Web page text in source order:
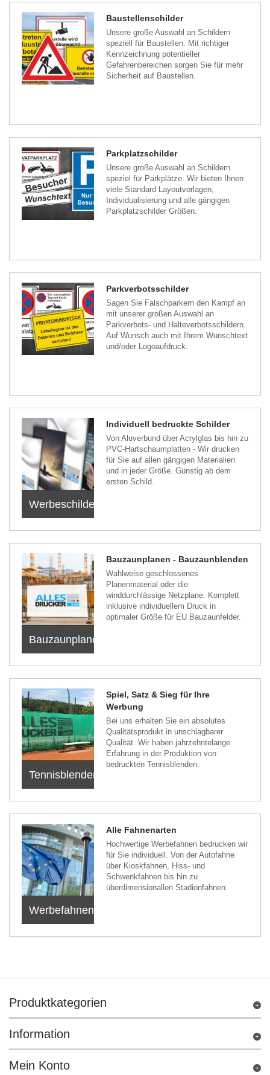
Baustellenschilder
Unsere große Auswahl an Schildern
speziell für Baustellen. Mit richtiger
Kennzeichnung potentieller
Gefahrenbereichen sorgen Sie für mehr
Sicherheit auf Baustellen.
Parkplatzschilder
Unsere große Auswahl an Schildern
speziel für Parkplätze. Wir bieten Ihnen
viele Standard Layoutvorlagen,
Individualisierung und alle gängigen
Parkplatzschilder Größen.
Parkverbotsschilder
Sagen Sie Falschparkern den Kampf an
mit unserer großen Auswahl an
Parkverbots- und Halteverbotsschildern.
Auf Wunsch auch mit Ihrem Wunschtext
und/oder Logoaufdruck.
Werbeschilder
Individuell bedruckte Schilder
Von Aluverbund über Acrylglas bis hin zu
PVC-Hartschaumplatten - Wir drucken
für Sie auf allen gängigen Materialien
und in jeder Größe. Günstig ab dem
ersten Schild.
Bauzaunplanen
Bauzaunplanen - Bauzaunblenden
Wahlweise geschlossenes
Planenmaterial oder die
winddurchlässige Netzplane. Komplett
inklusive individuellem Druck in
optimaler Größe für EU Bauzaunfelder.
Tennisblenden
Spiel, Satz & Sieg für Ihre
Werbung
Bei uns erhalten Sie ein absolutes
Qualitätsprodukt in unschlagbarer
Qualität. Wir haben jahrzehntelange
Erfahrung in der Produktion von
bedruckten Tennisblenden.
Werbefahnen
Alle Fahnenarten
Hochwertige Werbefahnen bedrucken wir
für Sie individuell. Von der Autofahne
über Kioskfahnen, Hiss- und
Schwenkfahnen bis hin zu
überdimensionallen Stadionfahnen.
Produktkategorien
Information
Mein Konto